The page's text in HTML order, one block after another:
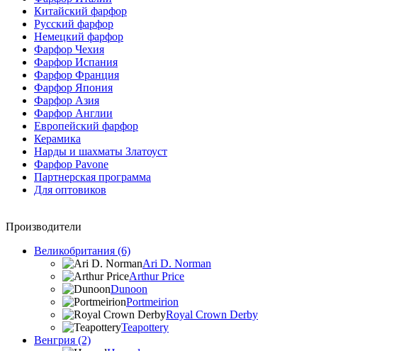
Китайский фарфор
Русский фарфор
Немецкий фарфор
Фарфор Чехия
Фарфор Испания
Фарфор Франция
Фарфор Япония
Фарфор Азия
Фарфор Англии
Европейский фарфор
Керамика
Нарды и шахматы Златоуст
Фарфор Pavone
Партнерская программа
Для оптовиков
Производители
Великобритания (6)
Ari D. Norman
Arthur Price
Dunoon
Portmeirion
Royal Crown Derby
Teapottery
Венгрия (2)